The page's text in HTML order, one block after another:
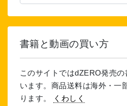
書籍と動画の買い方
このサイトではdZERO発売
います。商品送料は海外・一
ります。
くわしく